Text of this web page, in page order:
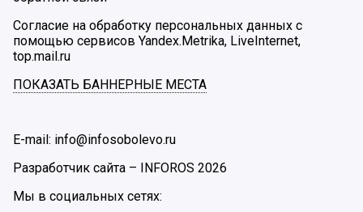
Согласие на обработку персональных данных с
помощью сервисов Yandex.Metrika, LiveInternet,
top.mail.ru
ПОКАЗАТЬ БАННЕРНЫЕ МЕСТА
E-mail: info@infosobolevo.ru
Разработчик сайта – INFOROS 2026
Мы в социальных сетях: